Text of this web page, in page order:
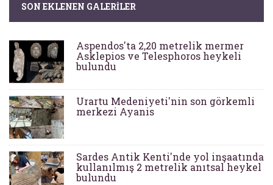
SON EKLENEN GALERILER
Aspendos'ta 2,20 metrelik mermer
Asklepios ve Telesphoros heykeli
bulundu
Urartu Medeniyeti'nin son görkemli
merkezi Ayanis
Sardes Antik Kenti'nde yol inşaatında
kullanılmış 2 metrelik anıtsal heykel
bulundu